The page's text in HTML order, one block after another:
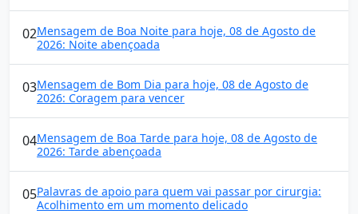
02Mensagem de Boa Noite para hoje, 08 de Agosto de
2026: Noite abençoada
03Mensagem de Bom Dia para hoje, 08 de Agosto de
2026: Coragem para vencer
04Mensagem de Boa Tarde para hoje, 08 de Agosto de
2026: Tarde abençoada
05Palavras de apoio para quem vai passar por cirurgia:
Acolhimento em um momento delicado